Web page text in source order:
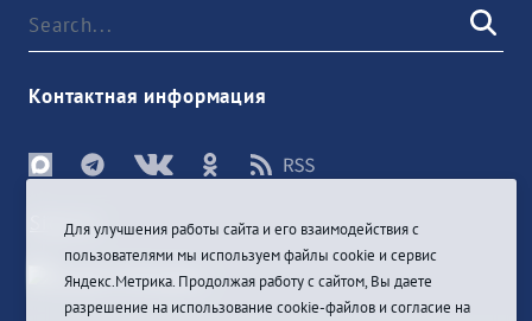
Контактная информация
Sign In
Для улучшения работы сайта и его взаимодействия с
пользователями мы используем файлы cookie и сервис
Яндекс.Метрика. Продолжая работу с сайтом, Вы даете
разрешение на использование cookie-файлов и согласие на